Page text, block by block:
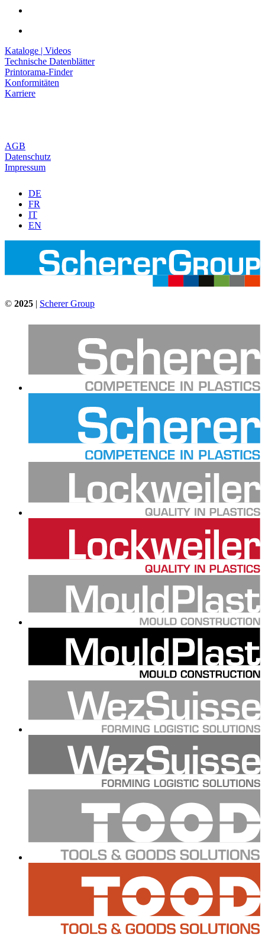
Kataloge | Videos
Technische Datenblätter
Printorama-Finder
Konformitäten
Karriere
AGB
Datenschutz
Impressum
DE
FR
IT
EN
© 2025 | Scherer Group